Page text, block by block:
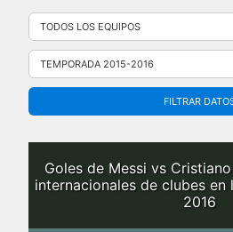
Saltar
contenido
FILTRAR
Goles de Messi vs
internacionales de clubes
2016